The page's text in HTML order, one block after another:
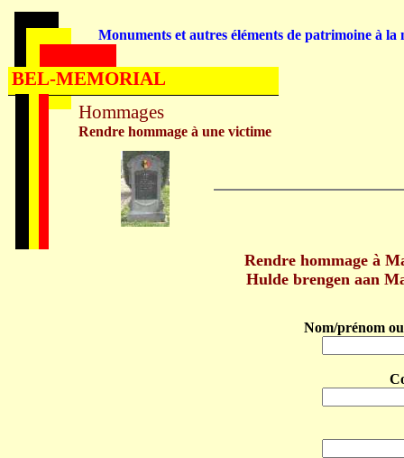
Rendre hommage à
Hulde brengen aan
Nom/prénom
Hommages
Rendre hommage à une victime
Monuments et autres éléments de patrimoine à la
BEL-MEMORIAL